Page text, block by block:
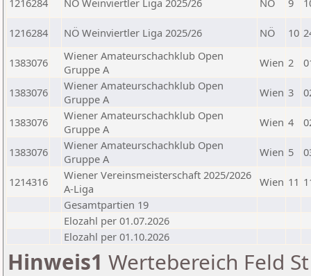
1216284 NÖ Weinviertler Liga 2025/26 NÖ 9
1216284 NÖ Weinviertler Liga 2025/26 NÖ 10
1383076
Wiener Amateurschachklub Open
Gruppe A
Wien 2
1383076
Wiener Amateurschachklub Open
Gruppe A
Wien 3
1383076
Wiener Amateurschachklub Open
Gruppe A
Wien 4
1383076
Wiener Amateurschachklub Open
Gruppe A
Wien 5
1214316
Wiener Vereinsmeisterschaft 2025/2026
A-Liga
Wien 11
Gesamtpartien 19
Elozahl per 01.07.2026
Elozahl per 01.10.2026
Hinweis1 Wertebereich Feld